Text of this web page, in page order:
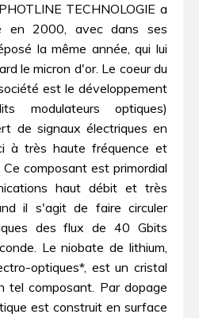
TECHNOLOGIE a
en 2000, avec dans ses
la même année, qui lui
le micron d'or. Le coeur du
est le développement
modulateurs optiques)
de signaux électriques en
à très haute fréquence et
composant est primordial
haut débit et très
il s'agit de faire circuler
des flux de 40 Gbits
Le niobate de lithium,
optiques*, est un cristal
tel composant. Par dopage
est construit en surface